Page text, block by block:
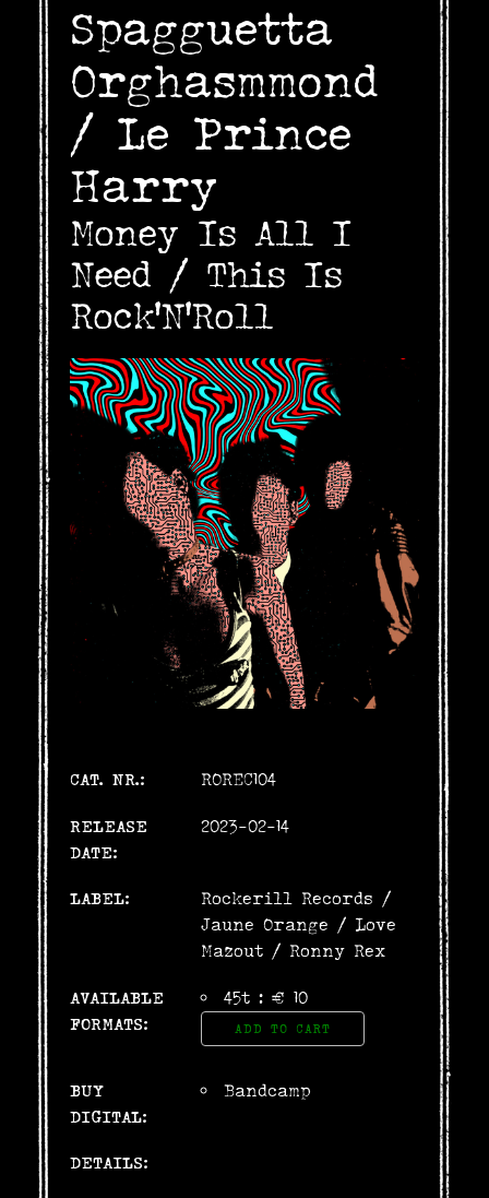
Spagguetta
Orghasmmond
/ Le Prince
Harry
Money Is All I
Need / This Is
Rock'N'Roll
CAT. NR.: ROREC104
RELEASE
DATE:
2023-02-14
LABEL: Rockerill Records /
Jaune Orange / Love
Mazout/ Ronny Rex
AVAILABLE
FORMATS:
45t : € 10
ADD TO CART
BUY
DIGITAL:
Bandcamp
DETAILS: